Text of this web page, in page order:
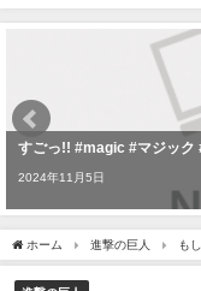
すごっ!! #magic #マジック
2024年11月5日
ホーム 進撃の巨人 も